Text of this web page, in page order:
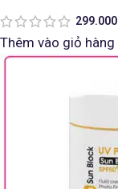
299.000
Thêm vào giỏ hàng